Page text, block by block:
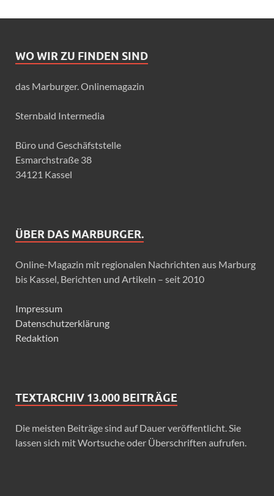
WO WIR ZU FINDEN SIND
das Marburger. Onlinemagazin
Sternbald Intermedia
Büro und Geschäfststelle
Esmarchstraße 38
34121 Kassel
ÜBER DAS MARBURGER.
Online-Magazin mit regionalen Nachrichten aus Marburg
bis Kassel, Berichten und Artikeln – seit 2010
Impressum
Datenschutzerklärung
Redaktion
TEXTARCHIV 13.000 BEITRÄGE
Die meisten Beiträge sind auf Dauer veröffentlicht. Sie
lassen sich mit Wortsuche oder Überschriften aufrufen.